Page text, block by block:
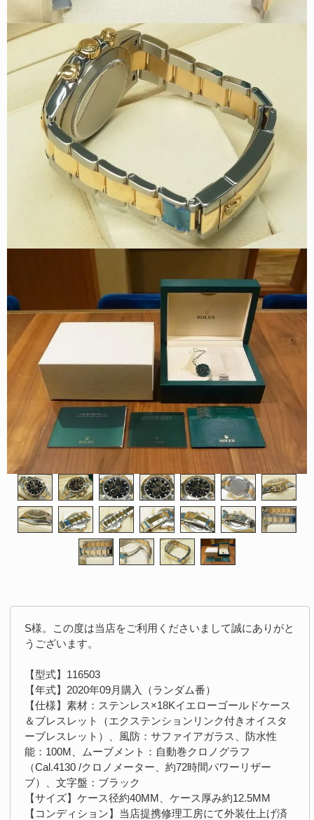
S様。この度は当店をご利用くださいまして誠にありがと
うございます。
【型式】116503
【年式】2020年09月購入（ランダム番）
【仕様】素材：ステンレス×18Kイエローゴールドケース
＆ブレスレット（エクステンションリンク付きオイスタ
ーブレスレット）、風防：サファイアガラス、防水性
能：100M、ムーブメント：自動巻クロノグラフ
（Cal.4130 /クロノメーター、約72時間パワーリザー
ブ）、文字盤：ブラック
【サイズ】ケース径約40MM、ケース厚み約12.5MM
【コンディション】当店提携修理工房にて外装仕上げ済